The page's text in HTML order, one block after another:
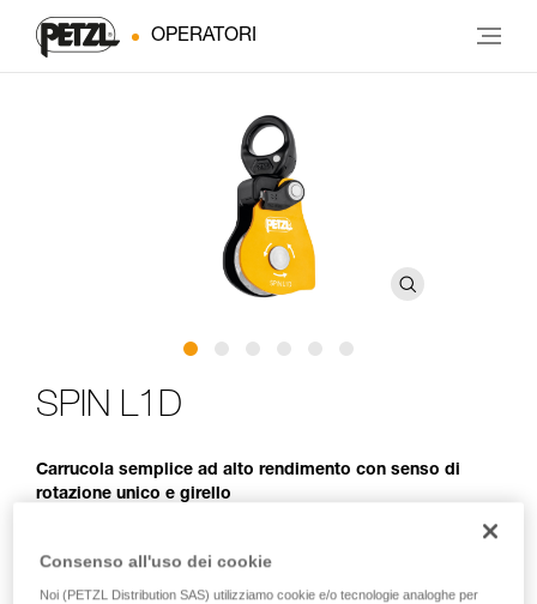
OPERATORI
SPIN L1D
Carrucola semplice ad alto rendimento con senso di
rotazione unico e girello
carrucola SPIN L1D è progettata per essere utilizzata in
abbinamento ad un discensore per semplificare al massimo
Consenso all'uso dei cookie
Noi (PETZL Distribution SAS) utilizziamo cookie e/o tecnologie analoghe per